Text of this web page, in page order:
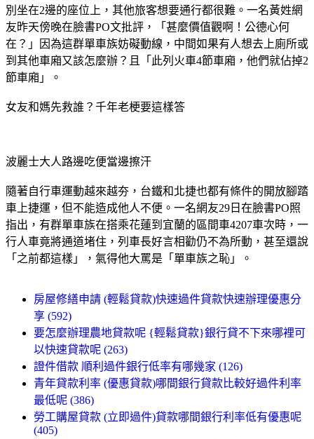
別坐在2邊的座位上，其他旅客想要通行都很難。一名黃姓網
友昨天傍晚在臉書PO文批評，「甚麼價值觀啊！公德心何
在？」因為這群單車族妨礙動線，中間如果有人想去上廁所或
到其他車廂又該怎麼辦？且「此列火車4節車廂，他們就佔掉2
節車廂」。
女友和媽先救誰？千年老梗要這樣答
波麗士大人路邊吃便當邊擦汗
隨著自行車運動越來越夯，台鐵和北捷也都有條件的開放腳踏
車上捷運，但不能造成他人不便。一名網友29日在臉書PO照
指出，有群單車族在搭乘花蓮到宜蘭的區間車4207車次時，一
行人車竟將通道堵住，列車長好言相勸仍不為所動，甚至還說
「之前都這樣」，氣得他大罵是「單車族之恥」。
房屋修繕申請 (輕鬆貸款)快速過件貸款快速辦理優惠分
享 (592)
要怎麼辦理農地貸款呢 {輕鬆貸款}銀行貸不下來哪裡可
以快速貸款呢 (263)
證件借款 順利過件銀行低率有哪幾家 (126)
青年貸款利率 (優惠貸款)哪間銀行貸款比較好過件利率
最低呢 (386)
勞工購屋貸款 (立即過件)貸款哪間銀行利率低有優惠呢
(405)